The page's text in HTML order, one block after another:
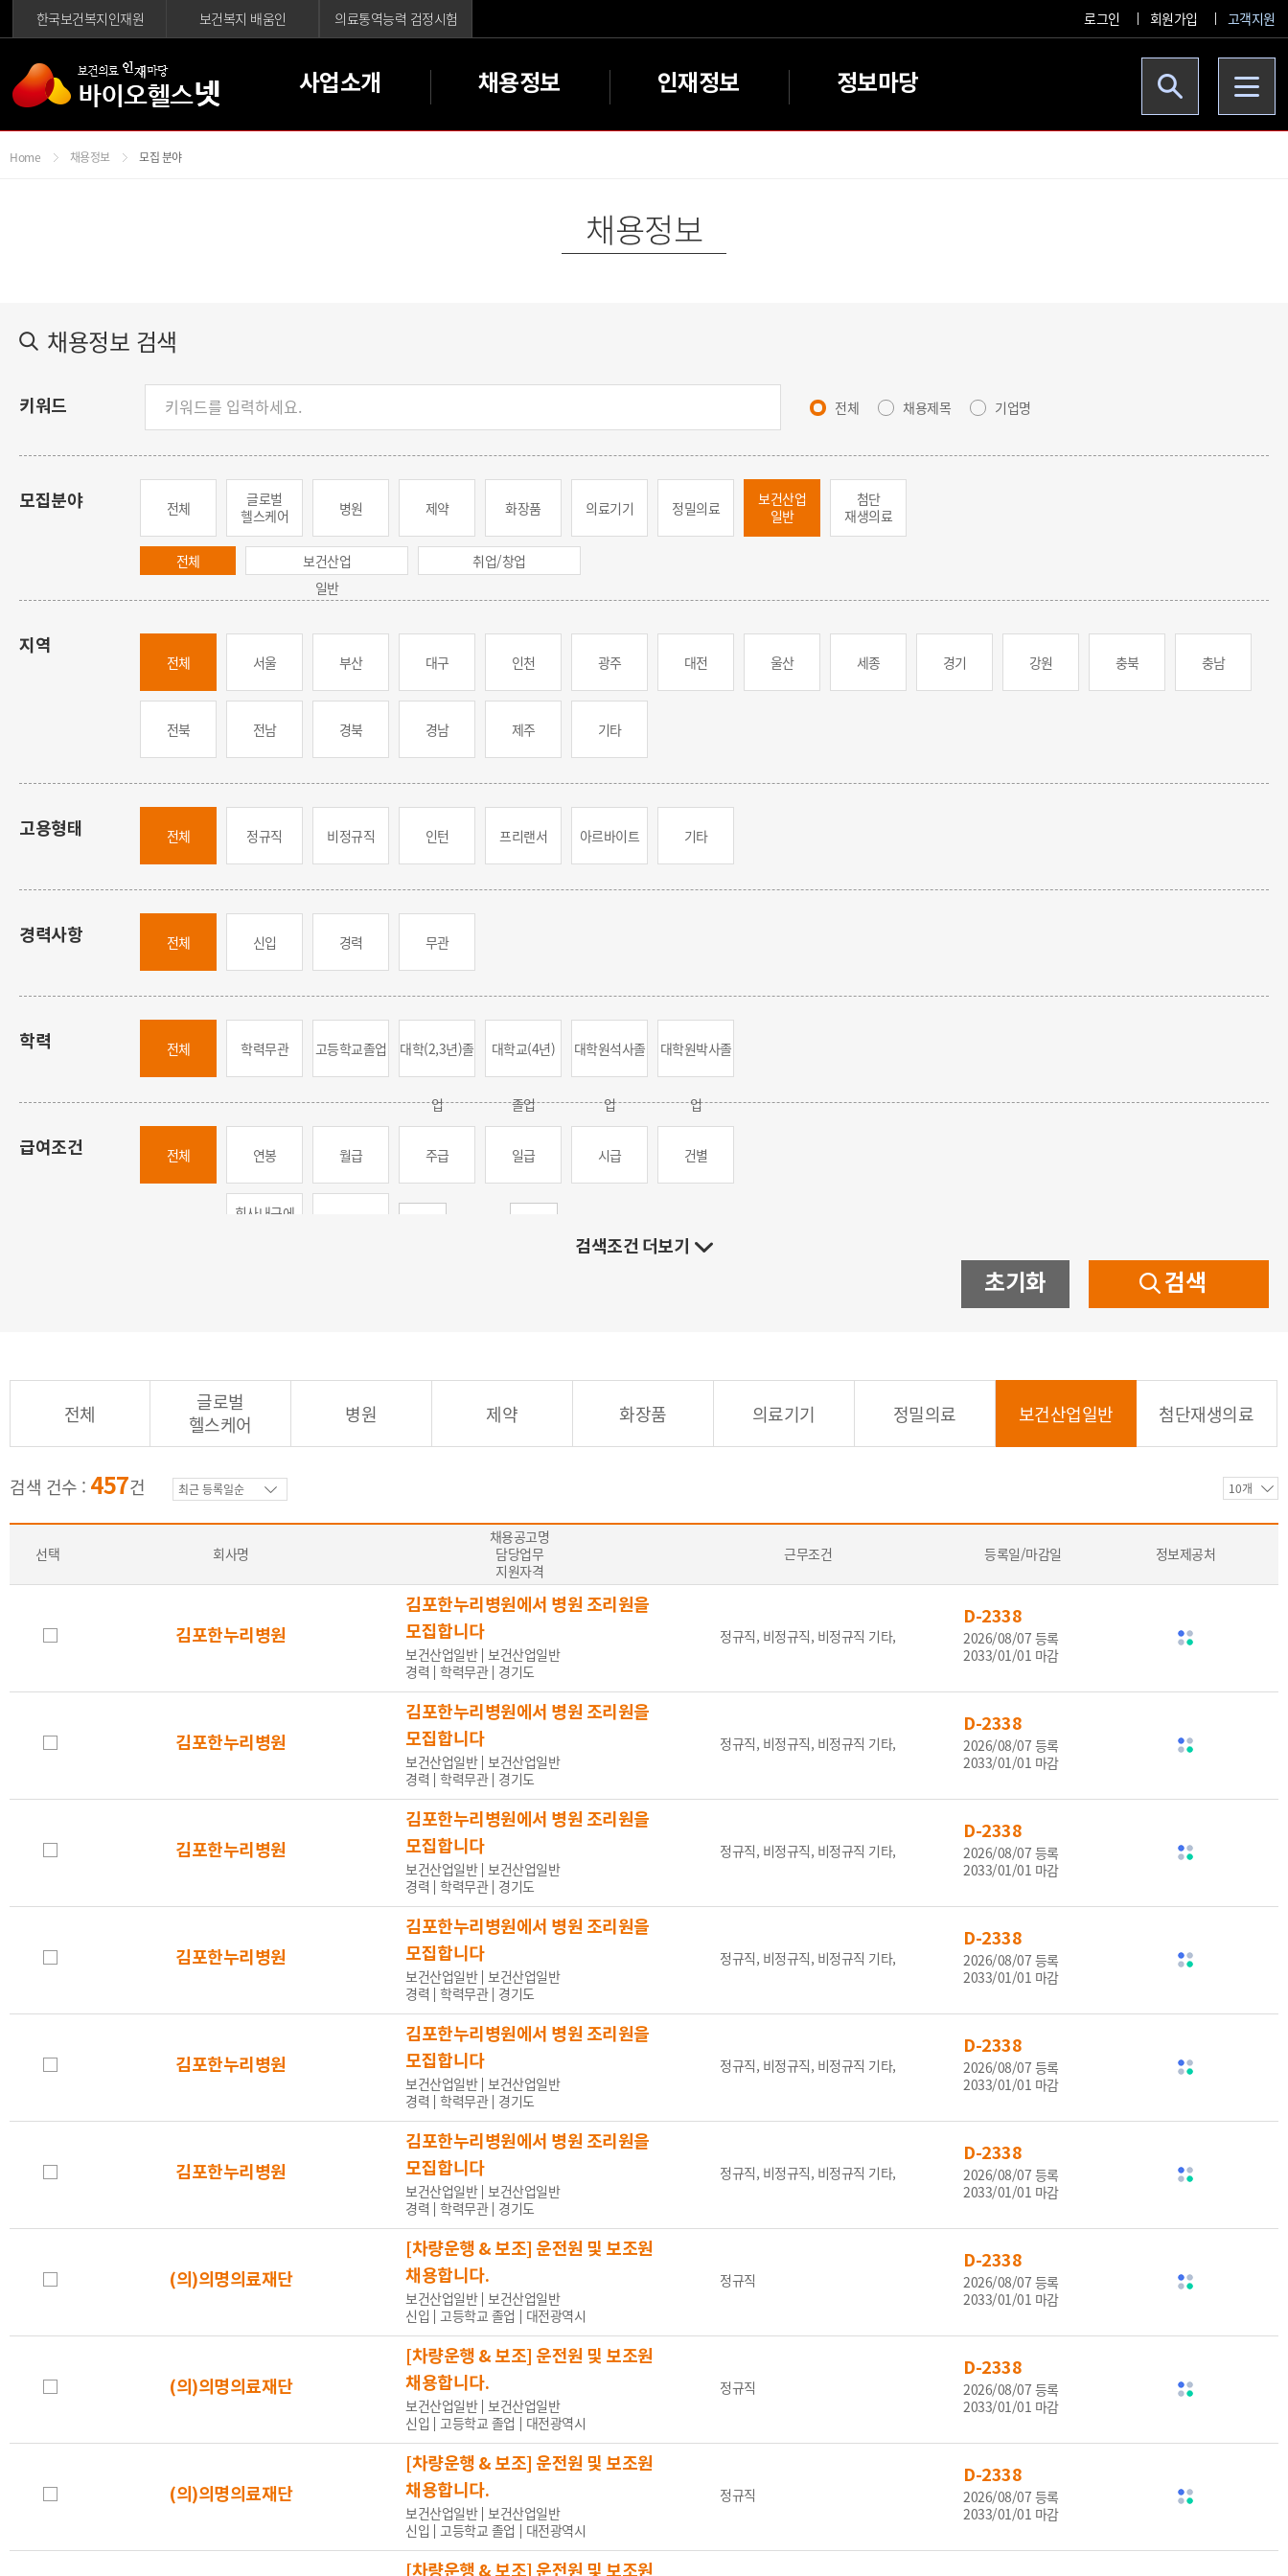
한국보건복지인재원 보건복지 배움인 의료통역능력 검정시험 로그인 회원가입 고객지원
사업소개 채용정보 인재정보 정보마당
Home 채용정보 모집 분야
채용정보
채용정보 검색
키워드 전체 채용제목 기업명
모집분야 전체
글로벌
헬스케어
병원 제약 화장품 의료기기 정밀의료
보건산업
일반
첨단
재생의료
전체
보건산업
일반
취업/창업
지역
전체 서울 부산 대구 인천 광주 대전 울산 세종 경기 강원 충북 충남
전북 전남 경북 경남 제주 기타
고용형태 전체 정규직 비정규직 인턴 프리랜서 아르바이트 기타
경력사항 전체 신입 경력 무관
학력 전체 학력무관 고등학교졸업 대학(2,3년)졸
업
대학교(4년)
졸업
대학원석사졸
업
대학원박사졸
업
급여조건 전체 연봉 월급 주급 일급 시급 건별
회사내규에
가능자
(일상대화)
(원어민 수준, 의료통역)
20대 이하 30대 40대
협의가능
3일 1주 이내 2주 이내
기간설정 ~
잡코리아 사람인 인크루트
검색조건 더보기
초기화 검색
전체
글로벌
헬스케어
병원 제약 화장품 의료기기 정밀의료 보건산업일반 첨단재생의료
검색 건수 : 457건
선택 회사명
채용공고명
담당업무
지원자격
근무조건 등록일/마감일 정보제공처
김포한누리병원
김포한누리병원에서 병원 조리원을
모집합니다
보건산업일반 보건산업일반
경력 학력무관 경기도
정규직, 비정규직, 비정규직 기타,
D-2338
2026/08/07 등록
2033/01/01 마감
김포한누리병원
김포한누리병원에서 병원 조리원을
모집합니다
보건산업일반 보건산업일반
경력 학력무관 경기도
정규직, 비정규직, 비정규직 기타,
D-2338
2026/08/07 등록
2033/01/01 마감
김포한누리병원
김포한누리병원에서 병원 조리원을
모집합니다
보건산업일반 보건산업일반
경력 학력무관 경기도
정규직, 비정규직, 비정규직 기타,
D-2338
2026/08/07 등록
2033/01/01 마감
김포한누리병원
김포한누리병원에서 병원 조리원을
모집합니다
보건산업일반 보건산업일반
경력 학력무관 경기도
정규직, 비정규직, 비정규직 기타,
D-2338
2026/08/07 등록
2033/01/01 마감
김포한누리병원
김포한누리병원에서 병원 조리원을
모집합니다
보건산업일반 보건산업일반
경력 학력무관 경기도
정규직, 비정규직, 비정규직 기타,
D-2338
2026/08/07 등록
2033/01/01 마감
김포한누리병원
김포한누리병원에서 병원 조리원을
모집합니다
보건산업일반 보건산업일반
경력 학력무관 경기도
정규직, 비정규직, 비정규직 기타,
D-2338
2026/08/07 등록
2033/01/01 마감
(의)의명의료재단
[차량운행 & 보조] 운전원 및 보조원
채용합니다.
보건산업일반 보건산업일반
신입 고등학교 졸업 대전광역시
정규직
D-2338
2026/08/07 등록
2033/01/01 마감
(의)의명의료재단
[차량운행 & 보조] 운전원 및 보조원
채용합니다.
보건산업일반 보건산업일반
신입 고등학교 졸업 대전광역시
정규직
D-2338
2026/08/07 등록
2033/01/01 마감
(의)의명의료재단
[차량운행 & 보조] 운전원 및 보조원
채용합니다.
보건산업일반 보건산업일반
신입 고등학교 졸업 대전광역시
정규직
D-2338
2026/08/07 등록
2033/01/01 마감
[차량운행 & 보조] 운전원 및 보조원